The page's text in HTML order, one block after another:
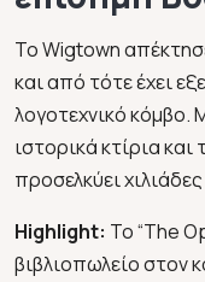
Το Wigtown
και από τότε έχει
λογοτεχνικό κόμβο.
ιστορικά κτίρια και
προσελκύει
Highlight: Το “The
βιβλιοπωλείο στον